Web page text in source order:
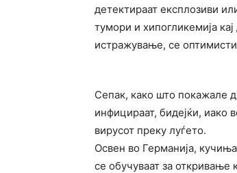
детектираат експлозиви
тумори и хипогликемија
истражување, се оптимисти
Сепак, како што покажале
инфицираат, бидејќи, иако
вирусот преку луѓето.
Освен во Германија,
се обучуваат за откривање